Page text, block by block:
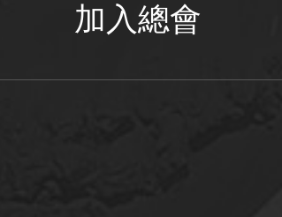
加入總會